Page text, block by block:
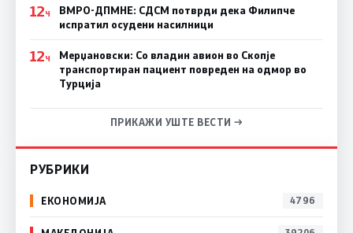
12Ч
ВМРО-ДПМНЕ: СДСM потврди дека Филипче
испратил осудени насилници
12Ч
Мерџановски: Со владин авион во Скопје
транспортиран пациент повреден на одмор во
Турција
ПРИКАЖИ УШТЕ ВЕСТИ →
РУБРИКИ
ЕКОНОМИЈА 4796